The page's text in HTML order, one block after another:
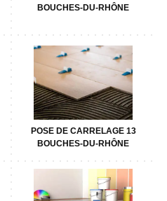
BOUCHES-DU-RHÔNE
POSE DE CARRELAGE 13
BOUCHES-DU-RHÔNE